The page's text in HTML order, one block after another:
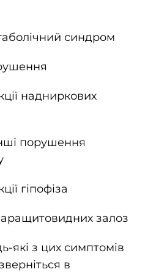
синдром
надниркових
порушення
гіпофіза
залоз
які з цих симптомів
в